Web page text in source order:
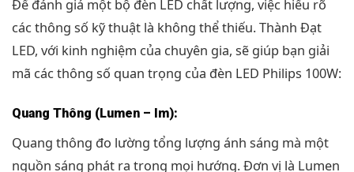
Để đánh giá một bộ đèn LED chất lượng, việc hiểu rõ
các thông số kỹ thuật là không thể thiếu. Thành Đạt
LED, với kinh nghiệm của chuyên gia, sẽ giúp bạn giải
mã các thông số quan trọng của đèn LED Philips 100W:
Quang Thông (Lumen – lm):
Quang thông đo lường tổng lượng ánh sáng mà một
nguồn sáng phát ra trong mọi hướng. Đơn vị là Lumen